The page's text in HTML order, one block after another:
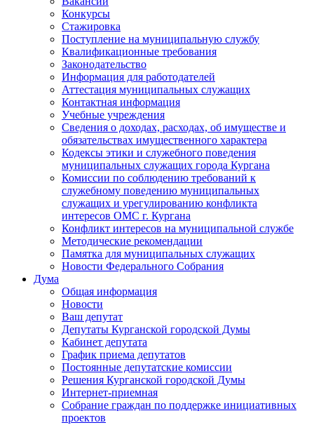
Конкурсы
Стажировка
Поступление на муниципальную службу
Квалификационные требования
Законодательство
Информация для работодателей
Аттестация муниципальных служащих
Контактная информация
Учебные учреждения
Сведения о доходах, расходах, об имуществе и
обязательствах имущественного характера
Кодексы этики и служебного поведения
муниципальных служащих города Кургана
Комиссии по соблюдению требований к
служебному поведению муниципальных
служащих и урегулированию конфликта
интересов ОМС г. Кургана
Конфликт интересов на муниципальной службе
Методические рекомендации
Памятка для муниципальных служащих
Новости Федерального Cобрания
Дума
Общая информация
Новости
Ваш депутат
Депутаты Курганской городской Думы
Кабинет депутата
График приема депутатов
Постоянные депутатские комиссии
Решения Курганской городской Думы
Интернет-приемная
Собрание граждан по поддержке инициативных
проектов